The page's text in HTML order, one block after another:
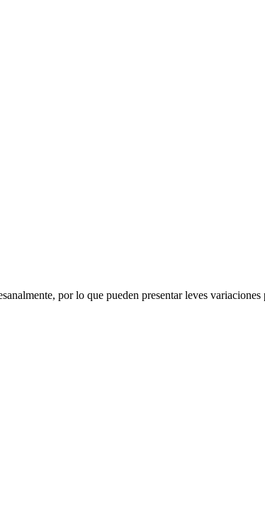
por lo que pueden presentar leves variaciones